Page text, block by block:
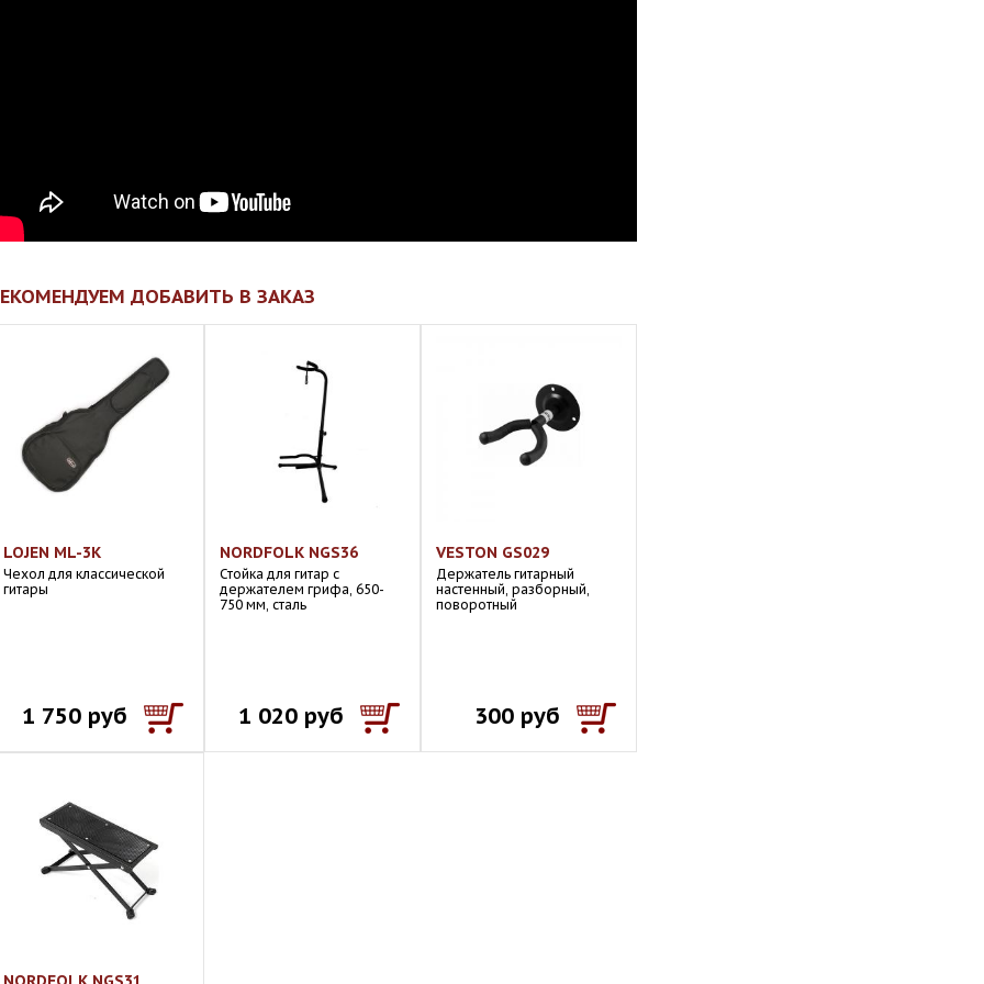
ДОБАВИТЬ В ЗАКАЗ
LOJEN ML-3К
Чехол для классической
гитары
1 750 руб
NORDFOLK NGS36
Стойка для гитар с
держателем грифа, 650-
750 мм, сталь
1 020 руб
VESTON GS029
Держатель гитарный
настенный, разборный,
поворотный
300 руб